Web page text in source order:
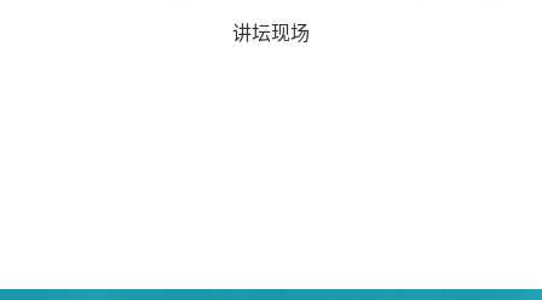
讲坛现场